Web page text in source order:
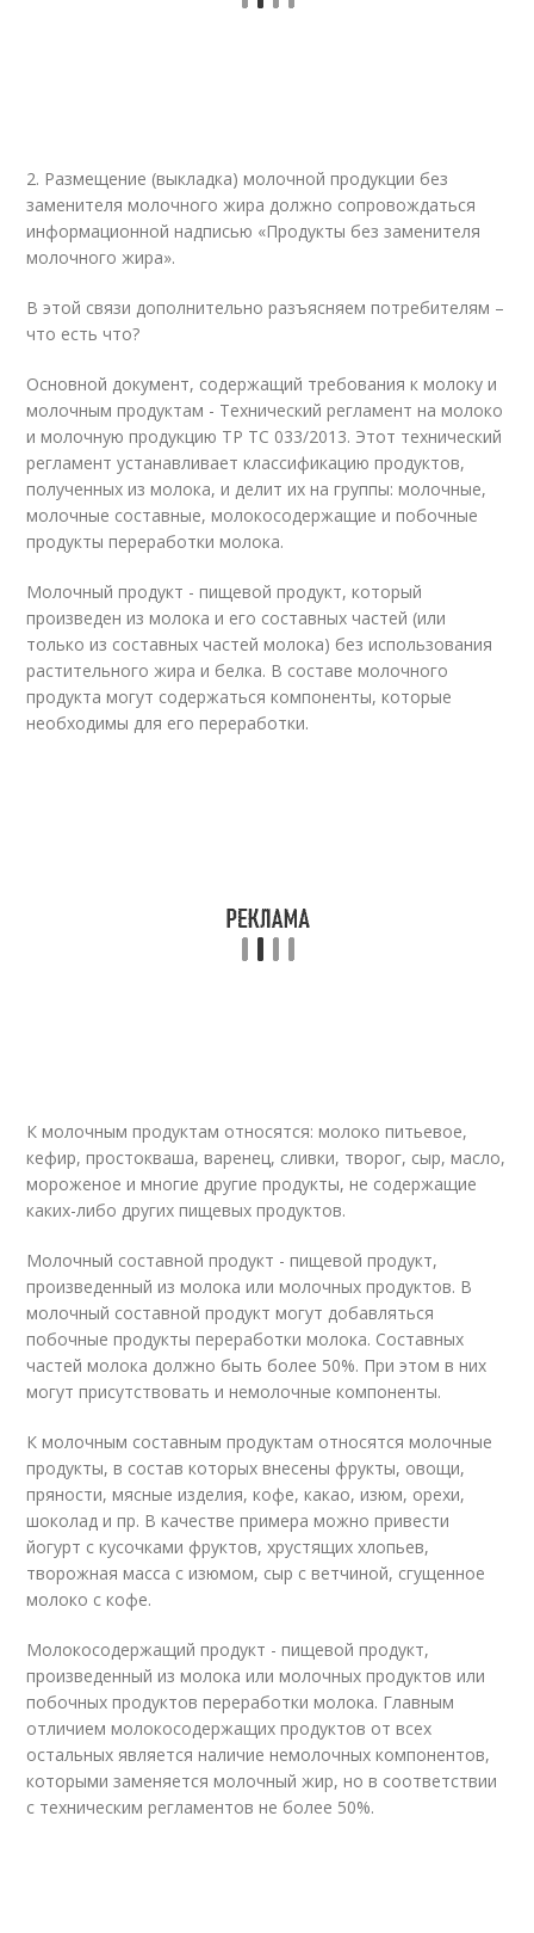
2. Размещение (выкладка) молочной продукции без
заменителя молочного жира должно сопровождаться
информационной надписью «Продукты без заменителя
молочного жира».
В этой связи дополнительно разъясняем потребителям –
что есть что?
Основной документ, содержащий требования к молоку и
молочным продуктам - Технический регламент на молоко
и молочную продукцию ТР ТС 033/2013. Этот технический
регламент устанавливает классификацию продуктов,
полученных из молока, и делит их на группы: молочные,
молочные составные, молокосодержащие и побочные
продукты переработки молока.
Молочный продукт - пищевой продукт, который
произведен из молока и его составных частей (или
только из составных частей молока) без использования
растительного жира и белка. В составе молочного
продукта могут содержаться компоненты, которые
необходимы для его переработки.
К молочным продуктам относятся: молоко питьевое,
кефир, простокваша, варенец, сливки, творог, сыр, масло,
мороженое и многие другие продукты, не содержащие
каких-либо других пищевых продуктов.
Молочный составной продукт - пищевой продукт,
произведенный из молока или молочных продуктов. В
молочный составной продукт могут добавляться
побочные продукты переработки молока. Составных
частей молока должно быть более 50%. При этом в них
могут присутствовать и немолочные компоненты.
К молочным составным продуктам относятся молочные
продукты, в состав которых внесены фрукты, овощи,
пряности, мясные изделия, кофе, какао, изюм, орехи,
шоколад и пр. В качестве примера можно привести
йогурт с кусочками фруктов, хрустящих хлопьев,
творожная масса с изюмом, сыр с ветчиной, сгущенное
молоко с кофе.
Молокосодержащий продукт - пищевой продукт,
произведенный из молока или молочных продуктов или
побочных продуктов переработки молока. Главным
отличием молокосодержащих продуктов от всех
остальных является наличие немолочных компонентов,
которыми заменяется молочный жир, но в соответствии
с техническим регламентов не более 50%.